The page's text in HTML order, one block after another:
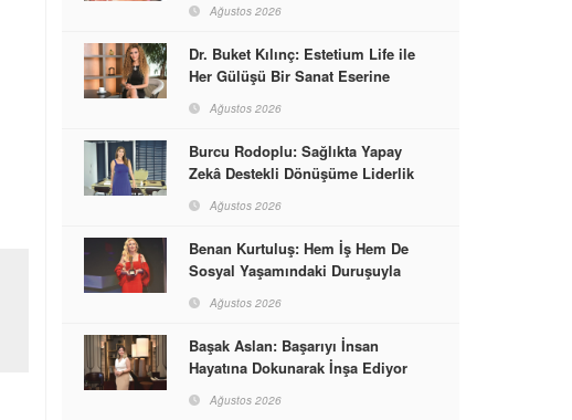
Ağustos 2026
Dr. Buket Kılınç: Estetium Life ile
Her Gülüşü Bir Sanat Eserine
Ağustos 2026
Burcu Rodoplu: Sağlıkta Yapay
Zekâ Destekli Dönüşüme Liderlik
Ağustos 2026
Benan Kurtuluş: Hem İş Hem De
Sosyal Yaşamındaki Duruşuyla
Ağustos 2026
Başak Aslan: Başarıyı İnsan
Hayatına Dokunarak İnşa Ediyor
Ağustos 2026